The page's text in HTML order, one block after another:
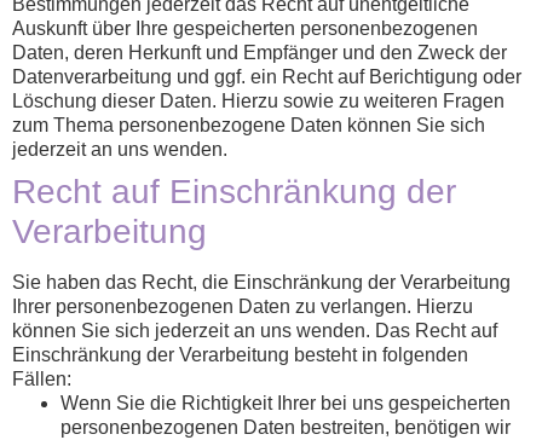
Bestimmungen jederzeit das Recht auf unentgeltliche
Auskunft über Ihre gespeicherten personenbezogenen
Daten, deren Herkunft und Empfänger und den Zweck der
Datenverarbeitung und ggf. ein Recht auf Berichtigung oder
Löschung dieser Daten. Hierzu sowie zu weiteren Fragen
zum Thema personenbezogene Daten können Sie sich
jederzeit an uns wenden.
Recht auf Einschränkung der
Verarbeitung
Sie haben das Recht, die Einschränkung der Verarbeitung
Ihrer personenbezogenen Daten zu verlangen. Hierzu
können Sie sich jederzeit an uns wenden. Das Recht auf
Einschränkung der Verarbeitung besteht in folgenden
Fällen:
Wenn Sie die Richtigkeit Ihrer bei uns gespeicherten
personenbezogenen Daten bestreiten, benötigen wir